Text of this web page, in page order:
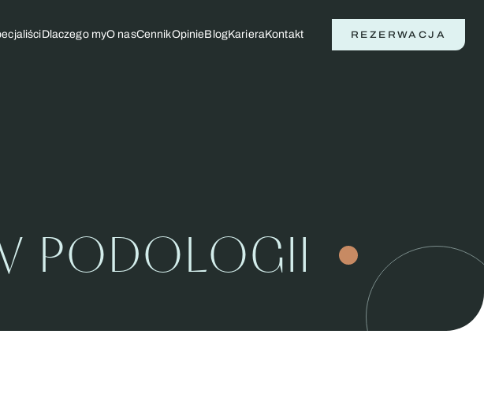
Dlaczego myO nasCennikOpinieBlogKarieraKontakt REZERWACJA
PODOLOGII